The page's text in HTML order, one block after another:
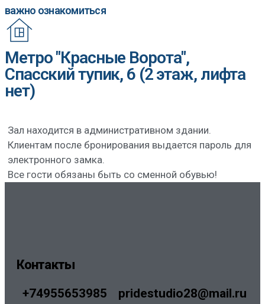
важно ознакомиться
Метро "Красные Ворота",
Спасский тупик, 6 (2 этаж, лифта
нет)
Зал находится в административном здании.
Клиентам после бронирования выдается пароль для
электронного замка.
Все гости обязаны быть со сменной обувью!
Контакты
+74955653985
pridestudio28@mail.ru